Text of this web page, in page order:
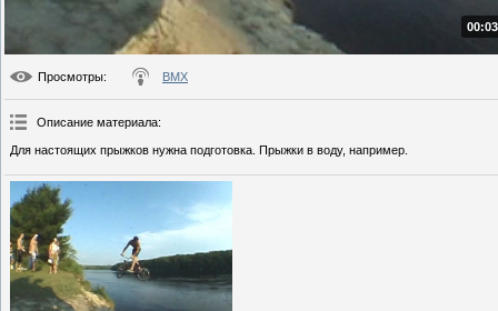
Просмотры: BMX
Описание материала:
Для настоящих прыжков нужна подготовка. Прыжки в воду, например.